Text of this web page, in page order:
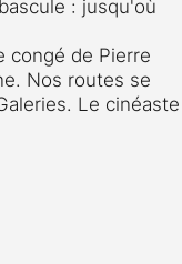
: jusqu'où
congé de Pierre
Nos routes se
Le cinéaste